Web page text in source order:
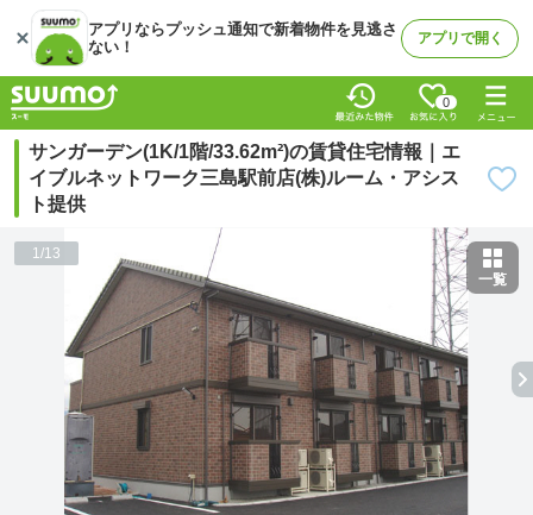
アプリならプッシュ通知で新着物件を見逃さ
ない！
アプリで開く
0
サンガーデン(1K/1階/33.62m²)の賃貸住宅情報｜エ
イブルネットワーク三島駅前店(株)ルーム・アシス
ト提供
1/13
一覧